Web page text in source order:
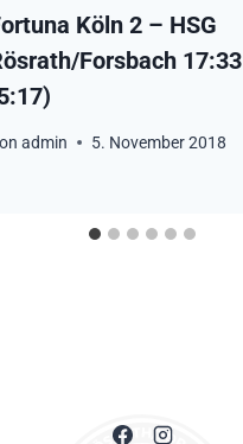
Köln 2 – HSG
Forsbach 17:33
admin 5. November 2018